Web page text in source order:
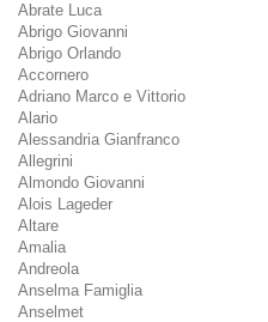
Abrate Luca
Abrigo Giovanni
Abrigo Orlando
Accornero
Adriano Marco e Vittorio
Alario
Alessandria Gianfranco
Allegrini
Almondo Giovanni
Alois Lageder
Altare
Amalia
Andreola
Anselma Famiglia
Anselmet